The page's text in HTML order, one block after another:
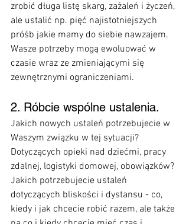
zrobić długa listę skarg, zażaleń i życzeń,
ale ustalić np. pięć najistotniejszych
próśb jakie mamy do siebie nawzajem.
Wasze potrzeby mogą ewoluować w
czasie wraz ze zmieniającymi się
zewnętrznymi ograniczeniami.
2. Róbcie wspólne ustalenia.
Jakich nowych ustaleń potrzebujecie w
Waszym związku w tej sytuacji?
Dotyczących opieki nad dziećmi, pracy
zdalnej, logistyki domowej, obowiązków?
Jakich potrzebujecie ustaleń
dotyczących bliskości i dystansu - co,
kiedy i jak chcecie robić razem, ale także